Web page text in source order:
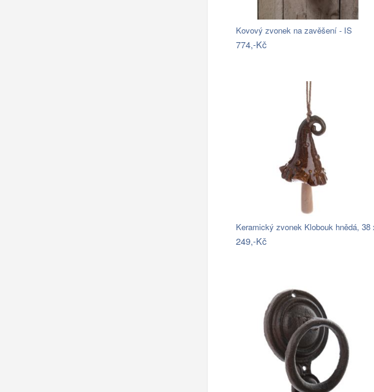
Kovový zvonek na zavěšení - IS
774,-Kč
249,-Kč